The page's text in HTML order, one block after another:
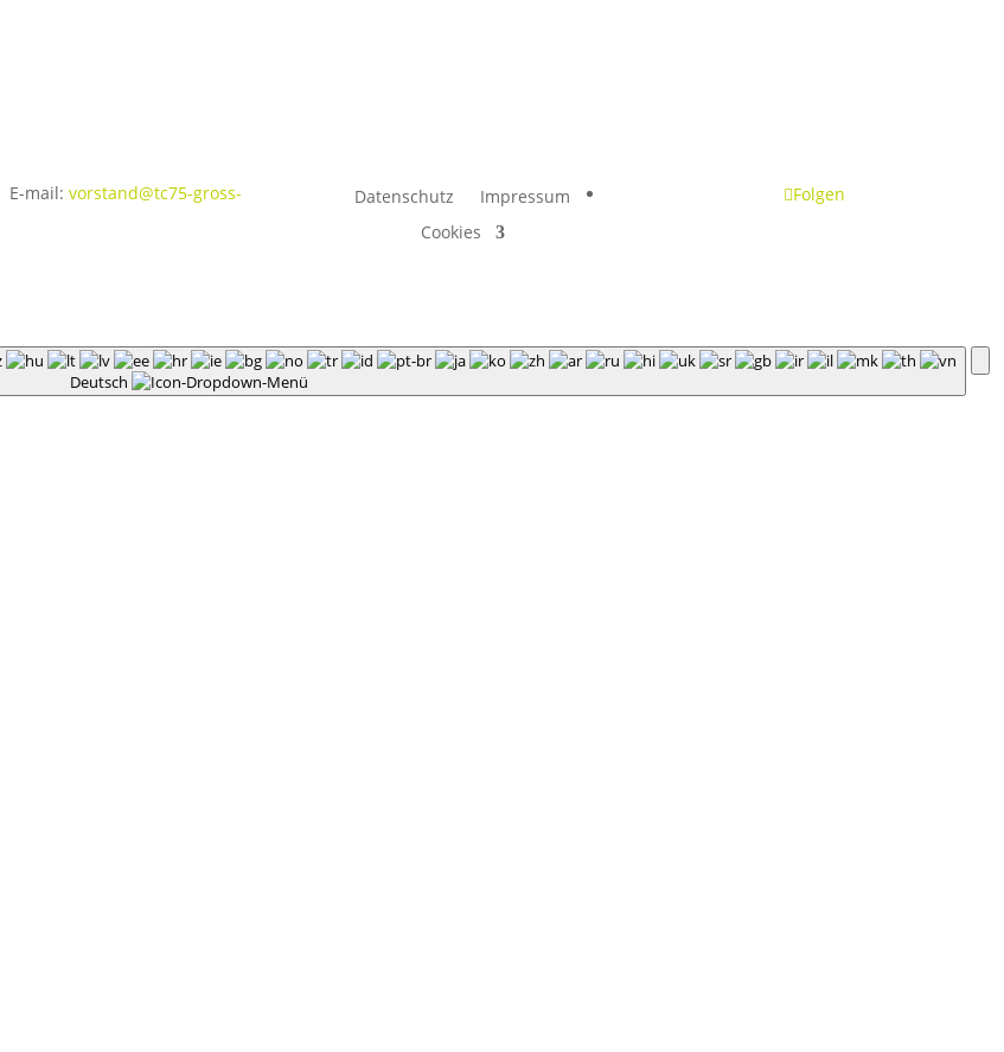
E-mail:vorstand@tc75-gross-
Datenschutz
Impressum
Cookies
Folgen
Deutsch